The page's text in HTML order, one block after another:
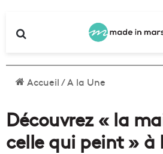
Accueil/A la Une
Découvrez « la
celle qui peint » à